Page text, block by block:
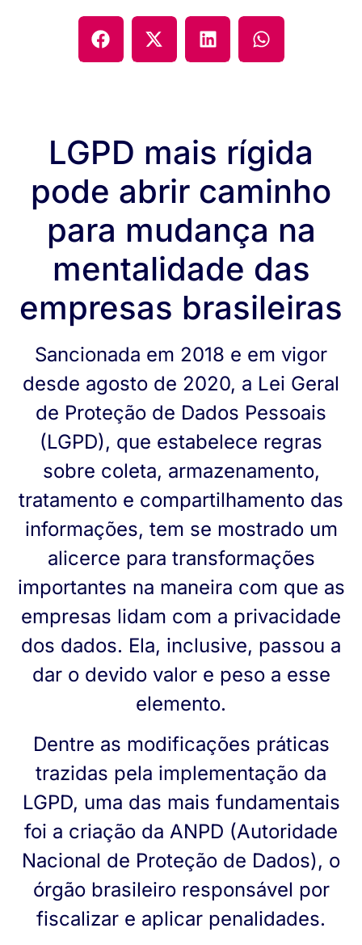
LGPD mais rígida
pode abrir caminho
para mudança na
mentalidade das
empresas brasileiras
Sancionada em 2018 e em vigor
desde agosto de 2020, a Lei Geral
de Proteção de Dados Pessoais
(LGPD), que estabelece regras
sobre coleta, armazenamento,
tratamento e compartilhamento das
informações, tem se mostrado um
alicerce para transformações
importantes na maneira com que as
empresas lidam com a privacidade
dos dados. Ela, inclusive, passou a
dar o devido valor e peso a esse
elemento.
Dentre as modificações práticas
trazidas pela implementação da
LGPD, uma das mais fundamentais
foi a criação da ANPD (Autoridade
Nacional de Proteção de Dados), o
órgão brasileiro responsável por
fiscalizar e aplicar penalidades.